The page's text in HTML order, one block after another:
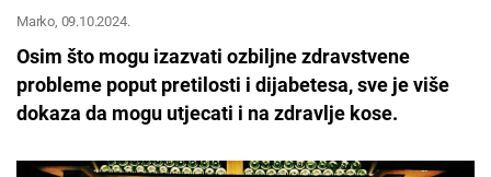
Marko, 09.10.2024.
Osim što mogu izazvati ozbiljne zdravstvene
probleme poput pretilosti i dijabetesa, sve je više
dokaza da mogu utjecati i na zdravlje kose.